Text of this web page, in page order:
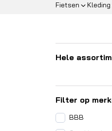
Fietsen Kleding
Hele
Filter op
BBB